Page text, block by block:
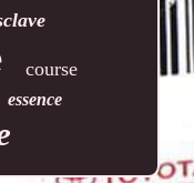
course
essence